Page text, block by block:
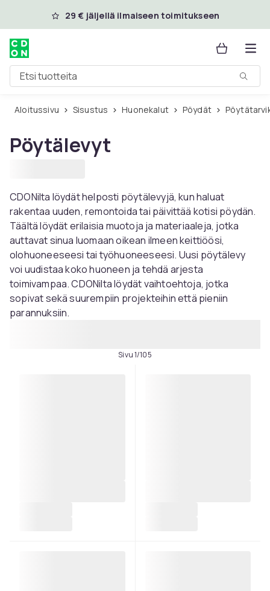
Ohita ja siirry pääsisältöön
29 € jäljellä ilmaiseen toimitukseen
Etsi tuotteita
Aloitussivu Sisustus Huonekalut Pöydät
Pöytälevyt
CDONilta löydät helposti pöytälevyjä, kun haluat
rakentaa uuden, remontoida tai päivittää kotisi pöydän.
Täältä löydät erilaisia ​​muotoja ja materiaaleja, jotka
auttavat sinua luomaan oikean ilmeen keittiöösi,
olohuoneeseesi tai työhuoneeseesi. Uusi pöytälevy
voi uudistaa koko huoneen ja tehdä arjesta
toimivampaa. CDONilta löydät vaihtoehtoja, jotka
sopivat sekä suurempiin projekteihin että pieniin
parannuksiin.
Sivu 1/105